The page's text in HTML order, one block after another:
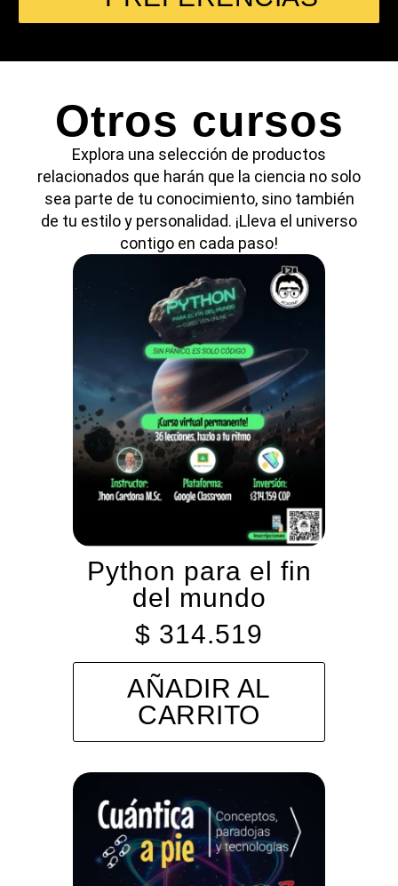
Otros cursos
Explora una selección de productos
relacionados que harán que la ciencia no solo
sea parte de tu conocimiento, sino también
de tu estilo y personalidad. ¡Lleva el universo
contigo en cada paso!
Python para el fin
del mundo
$ 314.519
AÑADIR AL
CARRITO